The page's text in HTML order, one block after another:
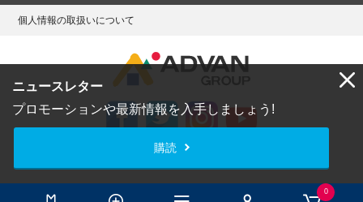
0
ニュースレター
プロモーションや最新情報を入手しましょう!
購読
個人情報の取扱いについて